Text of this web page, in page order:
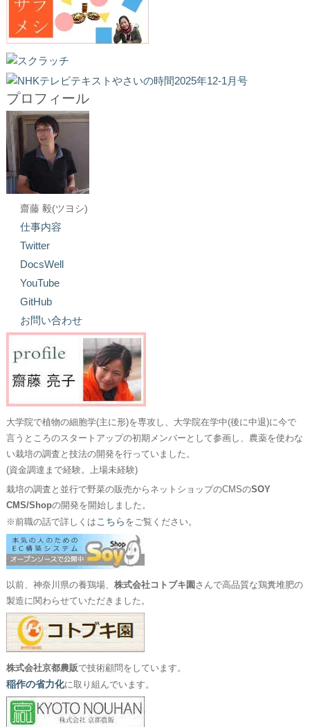
プロフィール
齋藤 毅(ツヨシ)
仕事内容
Twitter
DocsWell
YouTube
GitHub
お問い合わせ
大学院で植物の細胞学(主に形)を専攻し、大学院在学中(後に中退)に今で
言うところのスタートアップの初期メンバーとして参画し、農薬を使わな
い栽培の調査と技法の開発を行っていました。
(資金調達まで経験。上場未経験)
栽培の調査と並行で野菜の販売からネットショップのCMSのSOY
CMS/Shopの開発を開始しました。
※前職の話で詳しくは こちら をご覧ください。
以前、神奈川県の養鶏場、 株式会社コトブキ園 さんで高品質な鶏糞堆肥の
製造に関わらせていただきました。
株式会社京都農販で技術顧問をしています。
稲作の省力化に取り組んでいます。